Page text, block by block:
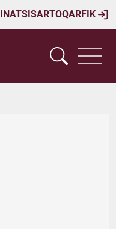
INATSISARTOQARFIK